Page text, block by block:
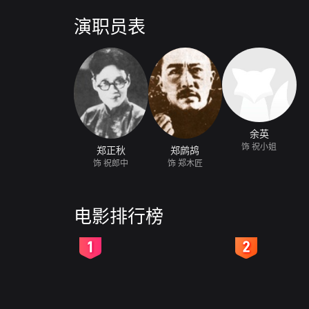
演职员表
郑正秋
饰 祝郎中
郑鹧鸪
饰 郑木匠
余英
饰 祝小姐
电影排行榜